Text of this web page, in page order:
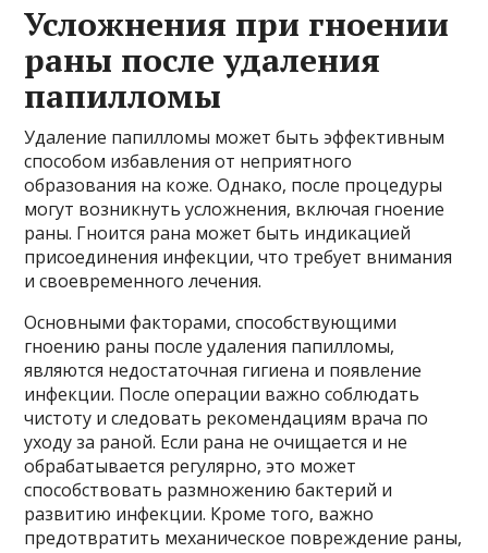
Усложнения при гноении
раны после удаления
папилломы
Удаление папилломы может быть эффективным
способом избавления от неприятного
образования на коже. Однако, после процедуры
могут возникнуть усложнения, включая гноение
раны. Гноится рана может быть индикацией
присоединения инфекции, что требует внимания
и своевременного лечения.
Основными факторами, способствующими
гноению раны после удаления папилломы,
являются недостаточная гигиена и появление
инфекции. После операции важно соблюдать
чистоту и следовать рекомендациям врача по
уходу за раной. Если рана не очищается и не
обрабатывается регулярно, это может
способствовать размножению бактерий и
развитию инфекции. Кроме того, важно
предотвратить механическое повреждение раны,